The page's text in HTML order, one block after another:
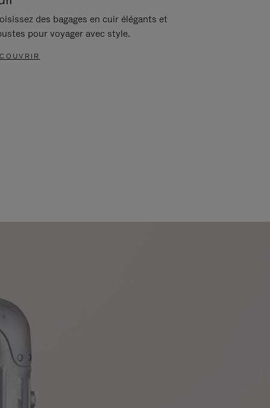
des bagages en cuir élégants et
pour voyager avec style.